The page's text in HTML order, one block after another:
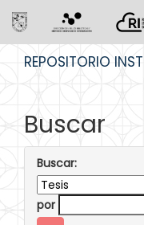
REPOSITORIO
Buscar
Buscar:
por